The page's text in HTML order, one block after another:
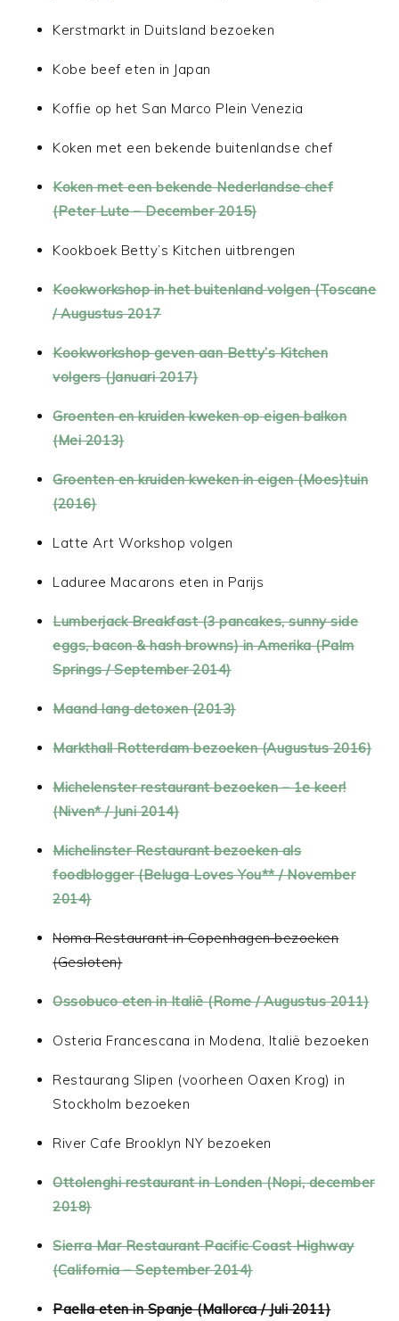
Kerstmarkt in Duitsland bezoeken
Kobe beef eten in Japan
Koffie op het San Marco Plein Venezia
Koken met een bekende buitenlandse chef
Koken met een bekende Nederlandse chef
(Peter Lute – December 2015)
Kookboek Betty’s Kitchen uitbrengen
Kookworkshop in het buitenland volgen (Toscane
/ Augustus 2017
Kookworkshop geven aan Betty’s Kitchen
volgers (Januari 2017)
Groenten en kruiden kweken op eigen balkon
(Mei 2013)
Groenten en kruiden kweken in eigen (Moes)tuin
(2016)
Latte Art Workshop volgen
Laduree Macarons eten in Parijs
Lumberjack Breakfast (3 pancakes, sunny side
eggs, bacon & hash browns) in Amerika (Palm
Springs / September 2014)
Maand lang detoxen (2013)
Markthall Rotterdam bezoeken (Augustus 2016)
Michelenster restaurant bezoeken – 1e keer!
(Niven* / Juni 2014)
Michelinster Restaurant bezoeken als
foodblogger (Beluga Loves You** / November
2014)
Noma Restaurant in Copenhagen bezoeken
(Gesloten)
Ossobuco eten in Italië (Rome / Augustus 2011)
Osteria Francescana in Modena, Italië bezoeken
Restaurang Slipen (voorheen Oaxen Krog) in
Stockholm bezoeken
River Cafe Brooklyn NY bezoeken
Ottolenghi restaurant in Londen (Nopi, december
2018)
Sierra Mar Restaurant Pacific Coast Highway
(California – September 2014)
Paella eten in Spanje (Mallorca / Juli 2011)